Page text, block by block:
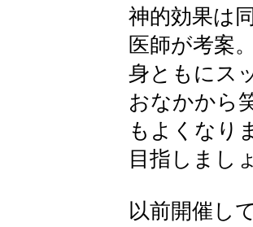
神的効果は
医師が考案
身ともにス
おなかから
もよくなり
目指しまし
以前開催し